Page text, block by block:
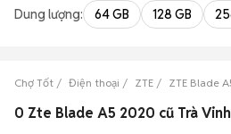
Dung lượng: 64 GB 128 GB
Chợ Tốt Điện thoại ZTE ZTE Blade
0 Zte Blade A5 2020 cũ Trà